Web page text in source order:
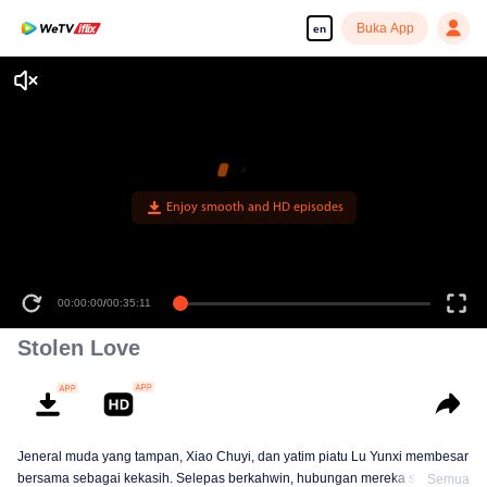
en Buka App
Enjoy smooth and HD episodes
00:00:00/00:35:11
Stolen Love
Jeneral muda yang tampan, Xiao Chuyi, dan yatim piatu Lu Yunxi membesar
bersama sebagai kekasih. Selepas berkahwin, hubungan mereka sangatSemua